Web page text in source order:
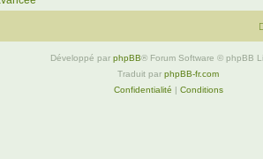
Développé par phpBB® Forum Software © phpBB
Traduit par phpBB-fr.com
Confidentialité | Conditions